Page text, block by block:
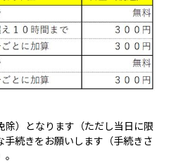
除）となります（ただし当日に限
手続きをお願いします（手続きさ